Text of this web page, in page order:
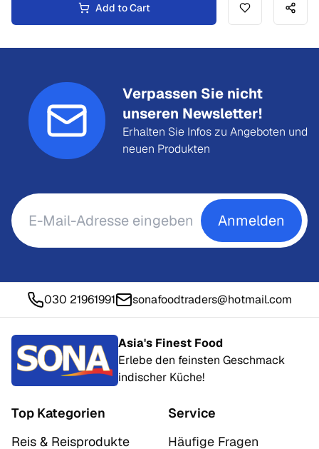
Add to Cart
Verpassen Sie nicht
unseren Newsletter!
Erhalten Sie Infos zu Angeboten und
neuen Produkten
Anmelden
030 21961991 sonafoodtraders@hotmail.com
Asia's Finest Food
Erlebe den feinsten Geschmack
indischer Küche!
Top Kategorien
Reis & Reisprodukte
Service
Häufige Fragen